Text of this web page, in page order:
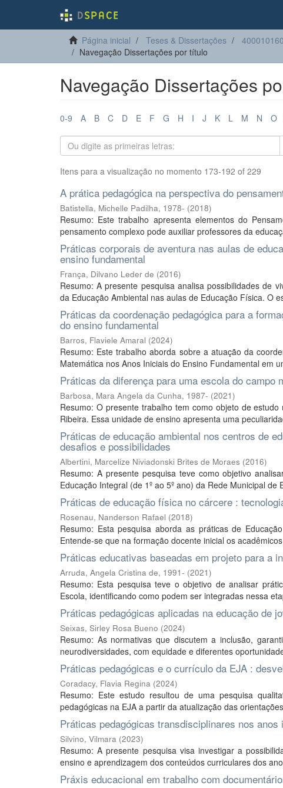
Página inicial Teses & Dissertações
Navegação Dissertações por título
Navegação Dissertações
0-9 A B C D E F G H I J K L M N O
Itens para a visualização no momento 173-192 of 229
A prática pedagógica na perspectiva do
Batistella, Michelle Padilha, 1978- (2018)
Resumo: Este trabalho apresenta elementos do
pensamento complexo pode auxiliar professores da
Práticas corporais de aventura nas aulas de
ensino fundamental
França, Dilvano Leder de (2016)
Resumo: A presente pesquisa analisa possibilidades de
da Educação Ambiental nas aulas de Educação Física. O
Práticas da coordenação pedagógica para a
do ensino fundamental
Barros, Flaviele Amaral (2024)
Resumo: Este trabalho aborda sobre a atuação da
Matemática nos Anos Iniciais do Ensino Fundamental em
Práticas da diferença para uma escola do campo
Barbosa, Mara Angela da Cunha, 1987- (2021)
Resumo: O presente trabalho tem como objeto de
Ribeira. Essa unidade de ensino apresenta uma
Práticas de educação ambiental nos centros de
desafios e possibilidades
Albertini, Marcelize Niviadonski Brites de Moraes (2016)
Resumo: A presente pesquisa teve como objetivo
Educação Integral (de 1º ao 5º ano) da Rede Municipal
Práticas de educação física no cárcere :
Rosenau, Nanderson Rafael (2018)
Resumo: Esta pesquisa aborda as práticas de
Entende-se que na formação docente inicial os
Práticas educativas baseadas em projeto para a
Arruda, Angela Cristina de, 1991- (2021)
Resumo: Esta pesquisa teve o objetivo de analisar
Escola, identificando como podem ser integradas nessa
Práticas pedagógicas aplicadas na educação de
Seixas, Sirley Rosa Bueno (2024)
Resumo: As normativas que discutem a inclusão,
neurodiversidades, com equidade e diferentes
Práticas pedagógicas e o currículo da EJA :
Coradacy, Flavia Regina (2024)
Resumo: Este estudo resultou de uma pesquisa
pedagógicas na EJA a partir da atualização das
Práticas pedagógicas transdisciplinares nos
Silvino, Vilmara (2023)
Resumo: A presente pesquisa visa investigar a
ensino e aprendizagem dos conteúdos curriculares dos
Práxis educacional em trabalho com